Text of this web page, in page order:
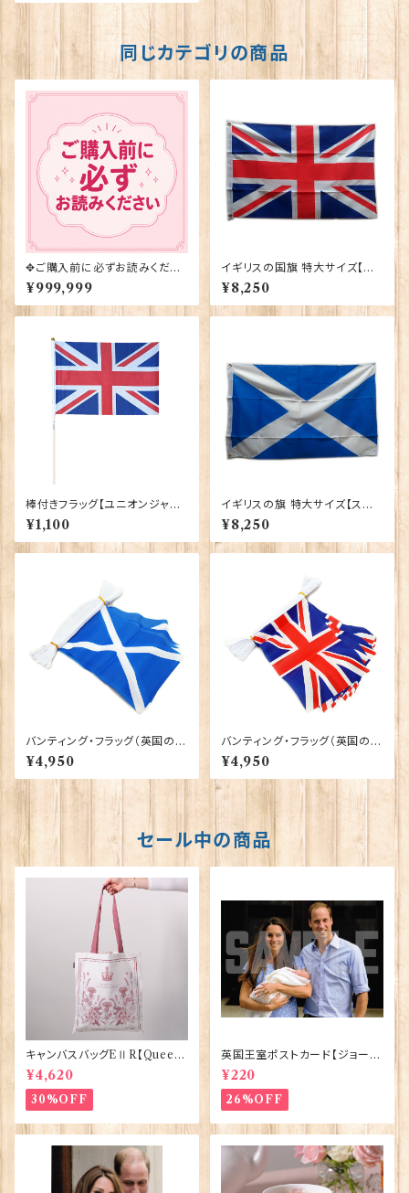
同じカテゴリの商品
✥ご購入前に必ずお読みくださ
い✥
¥999,999
イギリスの国旗 特大サイズ【ユ
ニオンジャック】Worldwide Fl
ags 90036-A
¥8,250
棒付きフラッグ【ユニオンジャッ
ク】Elgate Products 90150
¥1,100
イギリスの旗 特大サイズ【スコッ
トランド】Worldwide Flags 9
0036-B
¥8,250
バンティング・フラッグ（英国の万
国旗）【セントアンドリュースクロ
ス】Worldwide Flags 90050
-SCOT
¥4,950
バンティング・フラッグ（英国の万
国旗）【ユニオンジャック】Worl
dwide Flags 90050-UJ
¥4,950
セール中の商品
キャンバスバッグEⅡR【Queen
ElizabethⅡ Commemorativ
e】Victoria Eggs 90332
¥4,620
30%OFF
英国王室ポストカード【ジョージ
王子ご誕生】Pageantry Post
card 90183-JEF100
¥220
26%OFF